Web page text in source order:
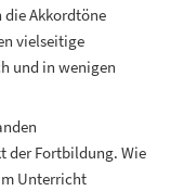
die Akkordtöne
vielseitige
und in wenigen
der Fortbildung. Wie
Unterricht